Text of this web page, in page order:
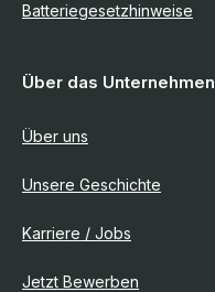
Batteriegesetzhinweise
Über das Unternehmen
Über uns
Unsere Geschichte
Karriere / Jobs
Jetzt Bewerben